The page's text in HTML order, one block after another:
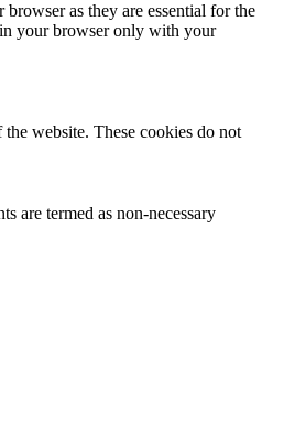
as they are essential for the
your browser only with your
website. These cookies do not
are termed as non-necessary